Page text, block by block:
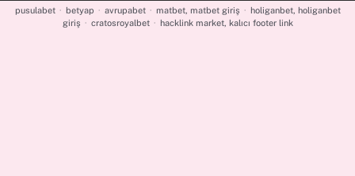
pusulabet · betyap · avrupabet · matbet, matbet giriş · holiganbet, holiganbet
giriş · cratosroyalbet · hacklink market, kalıcı footer link